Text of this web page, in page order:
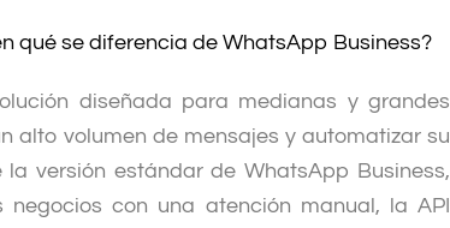
qué se diferencia de WhatsApp Business?
diseñada para medianas y grandes
alto volumen de mensajes y automatizar su
versión estándar de WhatsApp Business,
con una atención manual, la API